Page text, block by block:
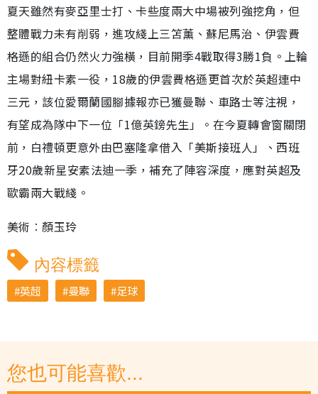
夏天雖然有麥亞里士打、卡些度兩大中場被列強挖角，但
整體戰力未有削弱，進攻綫上三笘薰、蘇尼馬治、伊雲費
格遜的組合仍然火力強橫，目前開季4戰取得3勝1負。上輪
主場對紐卡素一役，18歲的伊雲費格遜更首次於英超連中
三元，該位愛爾蘭國腳據報亦已獲曼聯、車路士等注視，
有望成為隊中下一位「1億英鎊先生」。在今夏轉會窗關閉
前，白禮頓更意外由巴塞隆拿借入「美斯接班人」、西班
牙20歲新星安素法迪一季，補充了陣容深度，應對英超及
歐霸兩大戰綫。
美術︰顏玉玲
內容標籤
英超 曼聯 足球
您也可能喜歡...